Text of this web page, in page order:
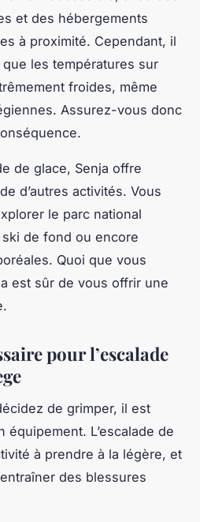
et des hébergements
à proximité. Cependant, il
les températures sur
froides, même
Assurez-vous donc
de glace, Senja offre
d’autres activités. Vous
le parc national
ski de fond ou encore
Quoi que vous
est sûr de vous offrir une
pour l’escalade
de grimper, il est
équipement. L’escalade de
à prendre à la légère, et
des blessures